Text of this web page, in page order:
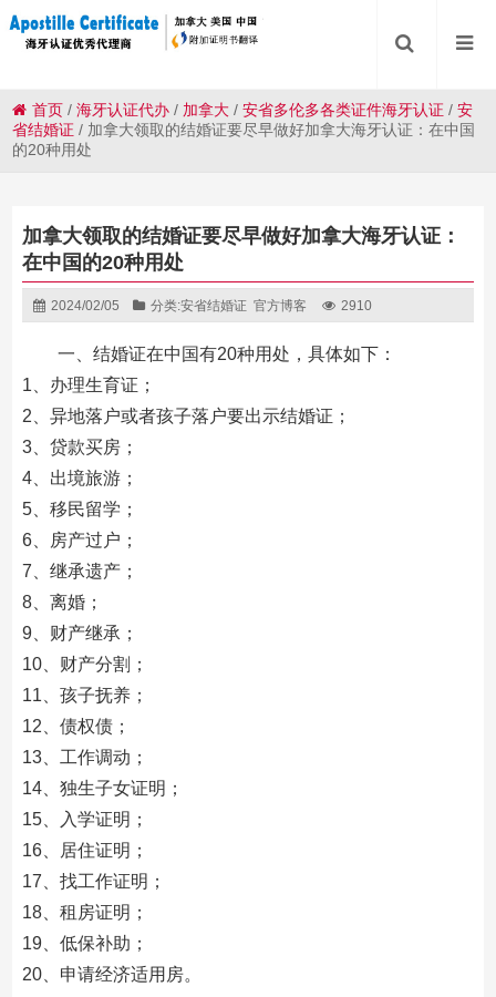
首页 /海牙认证代办 / 加拿大 /安省多伦多各类证件海牙认证 /安
省结婚证 / 加拿大领取的结婚证要尽早做好加拿大海牙认证：在中国
的20种用处
加拿大领取的结婚证要尽早做好加拿大海牙认证：
在中国的20种用处
2024/02/05 分类:安省结婚证 官方博客 2910
一、结婚证在中国有20种用处，具体如下：
1、办理生育证；
2、异地落户或者孩子落户要出示结婚证；
3、贷款买房；
4、出境旅游；
5、移民留学；
6、房产过户；
7、继承遗产；
8、离婚；
9、财产继承；
10、财产分割；
11、孩子抚养；
12、债权债；
13、工作调动；
14、独生子女证明；
15、入学证明；
16、居住证明；
17、找工作证明；
18、租房证明；
19、低保补助；
20、申请经济适用房。